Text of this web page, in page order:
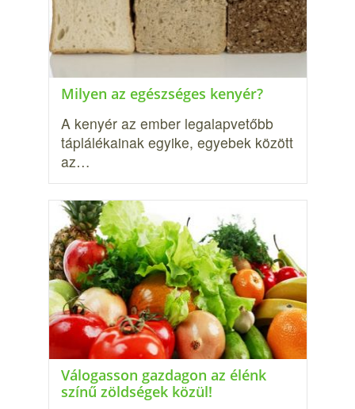
Milyen az egészséges kenyér?
A kenyér az ember legalapvetőbb
táplálékainak egyike, egyebek között
az…
Válogasson gazdagon az élénk
színű zöldségek közül!